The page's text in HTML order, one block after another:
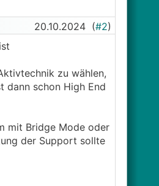
20.10.2024 (#2)
zu wählen,
dann schon High End
mit Bridge Mode oder
der Support sollte